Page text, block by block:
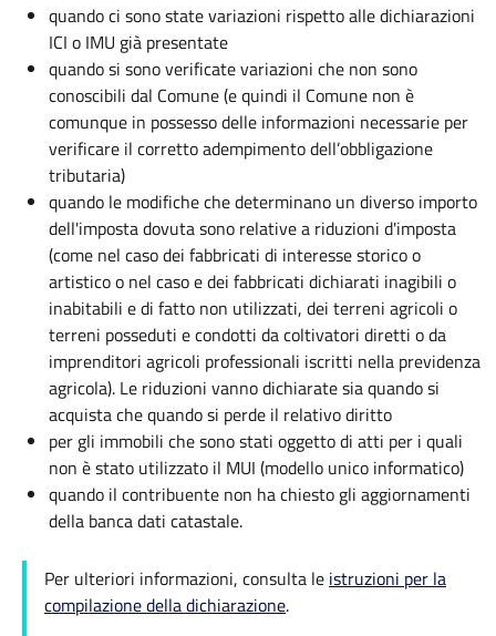
quando ci sono state variazioni rispetto alle dichiarazioni
ICI o IMU già presentate
quando si sono verificate variazioni che non sono
conoscibili dal Comune (e quindi il Comune non è
comunque in possesso delle informazioni necessarie per
verificare il corretto adempimento dell’obbligazione
tributaria)
quando le modifiche che determinano un diverso importo
dell'imposta dovuta sono relative a riduzioni d'imposta
(come nel caso dei fabbricati di interesse storico o
artistico o nel caso e dei fabbricati dichiarati inagibili o
inabitabili e di fatto non utilizzati, dei terreni agricoli o
terreni posseduti e condotti da coltivatori diretti o da
imprenditori agricoli professionali iscritti nella previdenza
agricola). Le riduzioni vanno dichiarate sia quando si
acquista che quando si perde il relativo diritto
per gli immobili che sono stati oggetto di atti per i quali
non è stato utilizzato il MUI (modello unico informatico)
quando il contribuente non ha chiesto gli aggiornamenti
della banca dati catastale.
Per ulteriori informazioni, consulta le istruzioni per la
compilazione della dichiarazione.